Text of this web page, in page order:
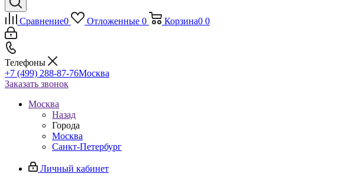
Сравнение0 Отложенные 0 Корзина0 0
Телефоны
+7 (499) 288-87-76Москва
Заказать звонок
Москва
Назад
Города
Москва
Санкт-Петербург
Личный кабинет